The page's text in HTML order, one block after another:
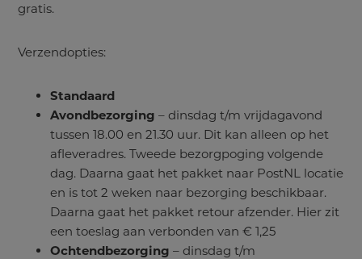
gratis.
Verzendopties:
Standaard
Avondbezorging – dinsdag t/m vrijdagavond
tussen 18.00 en 21.30 uur. Dit kan alleen op het
afleveradres. Tweede bezorgpoging volgende
dag. Daarna gaat het pakket naar PostNL locatie
en is tot 2 weken naar bezorging beschikbaar.
Daarna gaat het pakket retour afzender. Hier zit
een toeslag aan verbonden van € 1,25
Ochtendbezorging – dinsdag t/m